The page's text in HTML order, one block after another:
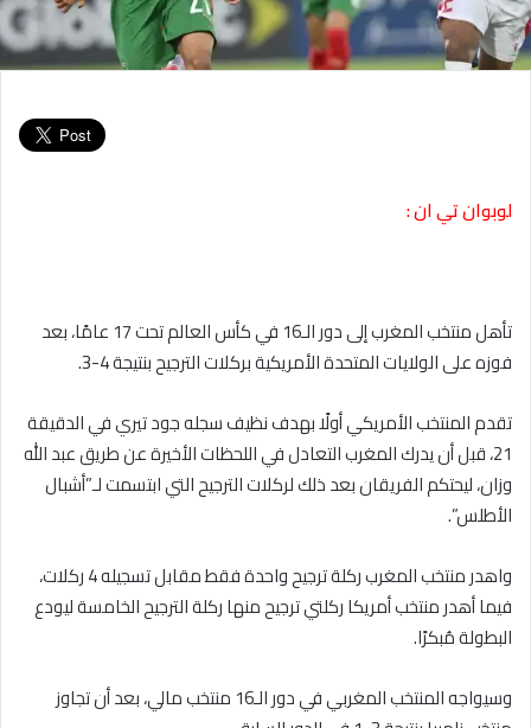
لوبوان تي ان :
تأهل منتخب المغرب إلى دور الـ16 في كأس العالم تحت 17 عامًا، بعد
فوزه على الولايات المتحدة الأمريكية بركلات الترجيح بنتيجة 4-3.
تقدم المنتخب الأمريكي أولًا بهدف نظيف سجله جود تيري في الدقيقة
21، قبل أن يدرك المغرب التعادل في اللحظات الأخيرة عن طريق عبد الله
وزان، ليحتكم الفريقان بعد ذلك لركلات الترجيح التي ابتسمت لـ”أشبال
الأطلس”.
واهدر منتخب المغرب ركلة ترجيح واحدة فقط مقابل تسجيله 4 ركلات،
فيما أهدر منتخب أمريكا ركلتي ترجيح منها ركلة الترجيح الخامسة ليودع
البطولة مُبكرًا.
وسيواجه المنتخب المغربي في دور الـ16 منتخب مالي، بعد أن تجاوز